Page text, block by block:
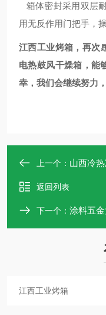
箱体密封采用双层
用无反作用门把手，
江西工业烤箱，再
电热鼓风干燥箱，能
幸，我们会继续努力
上一个： 山西冷
返回列表
下一个： 涂料五